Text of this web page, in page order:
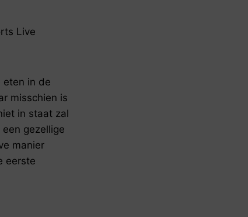
Live
eten in de
misschien is
in staat zal
gezellige
manier
eerste